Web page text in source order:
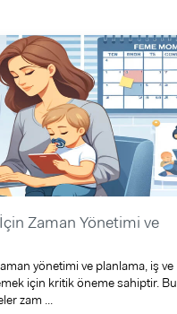
Zaman Yönetimi ve
yönetimi ve planlama, iş ve
için kritik öneme sahiptir. Bu
zam ...